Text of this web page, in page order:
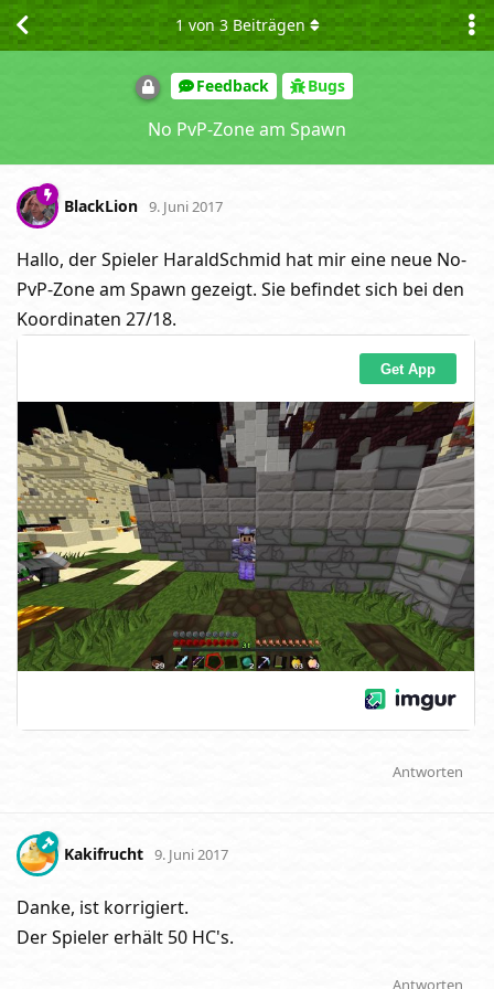
Feedback Bugs
No PvP-Zone am Spawn
1 von 3Beiträgen
BlackLion 9. Juni 2017
Hallo, der Spieler HaraldSchmid hat mir eine neue No-
PvP-Zone am Spawn gezeigt. Sie befindet sich bei den
Koordinaten 27/18.
Antworten
Kakifrucht 9. Juni 2017
Danke, ist korrigiert.
Der Spieler erhält 50 HC's.
Antworten